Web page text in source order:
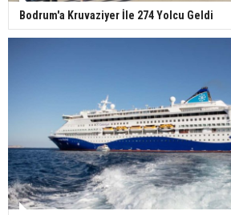
Bodrum'a Kruvaziyer İle 274 Yolcu Geldi